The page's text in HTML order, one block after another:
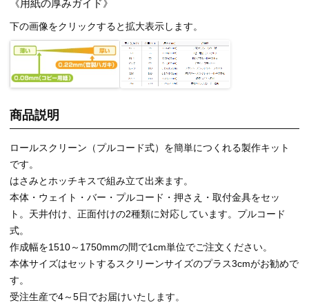
《用紙の厚みガイド》
下の画像をクリックすると拡大表示します。
商品説明
ロールスクリーン（プルコード式）を簡単につくれる製作キット
です。
はさみとホッチキスで組み立て出来ます。
本体・ウェイト・バー・プルコード・押さえ・取付金具をセッ
ト。天井付け、正面付けの2種類に対応しています。プルコード
式。
作成幅を1510～1750mmの間で1cm単位でご注文ください。
本体サイズはセットするスクリーンサイズのプラス3cmがお勧めで
す。
受注生産で4～5日でお届けいたします。